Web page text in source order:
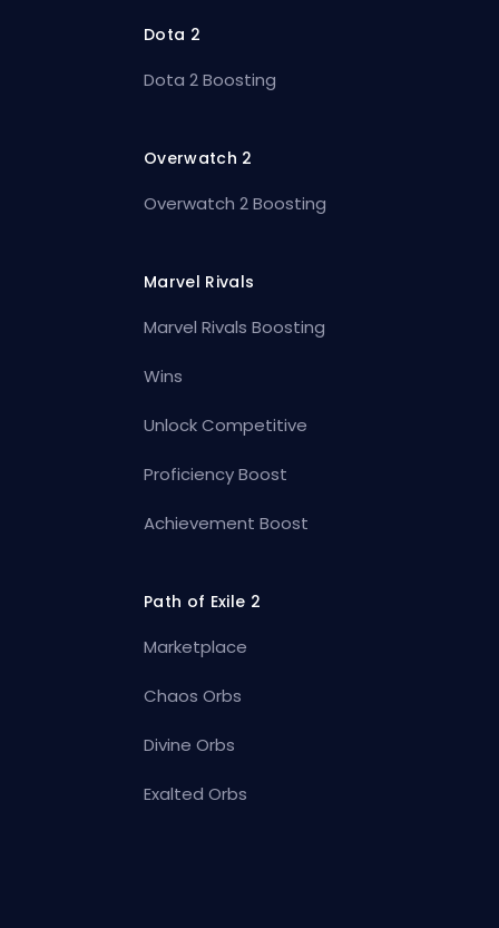
Dota 2
Dota 2 Boosting
Overwatch 2
Overwatch 2 Boosting
Marvel Rivals
Marvel Rivals Boosting
Wins
Unlock Competitive
Proficiency Boost
Achievement Boost
Path of Exile 2
Marketplace
Chaos Orbs
Divine Orbs
Exalted Orbs